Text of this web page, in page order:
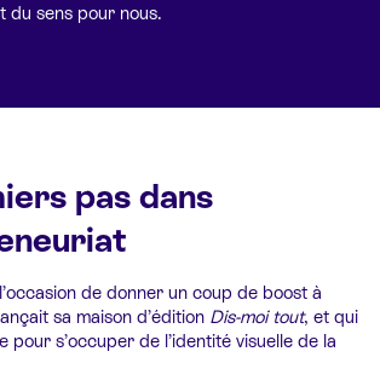
du sens pour nous.
pas dans
de donner un coup de boost à
sa maison d’édition Dis-moi tout, et qui
pour s’occuper de l’identité visuelle de la